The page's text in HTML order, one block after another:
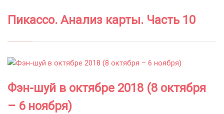
Пикассо. Анализ карты. Часть 10
Фэн-шуй в октябре 2018 (8 октября
– 6 ноября)